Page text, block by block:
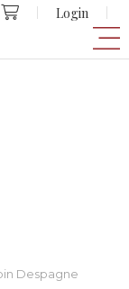
Login
Despagne